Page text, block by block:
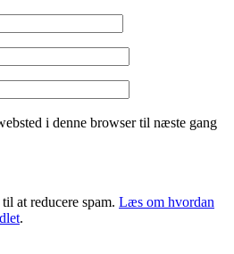
i denne browser til næste gang
at reducere spam. Læs om hvordan
.